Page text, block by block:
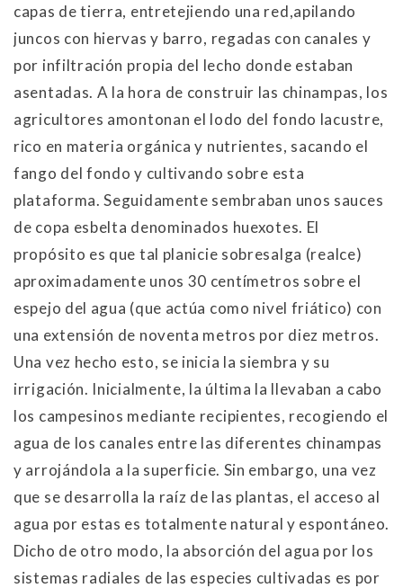
capas de tierra, entretejiendo una red,apilando
juncos con hiervas y barro, regadas con canales y
por infiltración propia del lecho donde estaban
asentadas. A la hora de construir las chinampas, los
agricultores amontonan el lodo del fondo lacustre,
rico en materia orgánica y nutrientes, sacando el
fango del fondo y cultivando sobre esta
plataforma. Seguidamente sembraban unos sauces
de copa esbelta denominados huexotes. El
propósito es que tal planicie sobresalga (realce)
aproximadamente unos 30 centímetros sobre el
espejo del agua (que actúa como nivel friático) con
una extensión de noventa metros por diez metros.
Una vez hecho esto, se inicia la siembra y su
irrigación. Inicialmente, la última la llevaban a cabo
los campesinos mediante recipientes, recogiendo el
agua de los canales entre las diferentes chinampas
y arrojándola a la superficie. Sin embargo, una vez
que se desarrolla la raíz de las plantas, el acceso al
agua por estas es totalmente natural y espontáneo.
Dicho de otro modo, la absorción del agua por los
sistemas radiales de las especies cultivadas es por